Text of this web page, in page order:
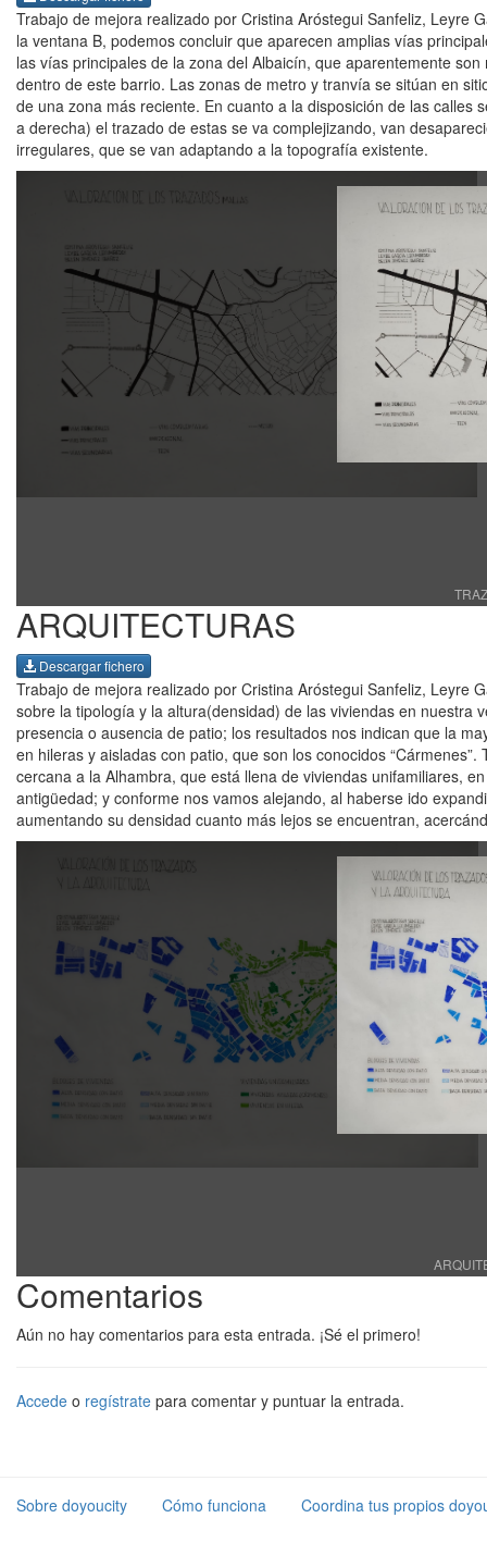
Trabajo de mejora realizado por Cristina Aróstegui Sanfeliz, Leyre
la ventana B, podemos concluir que aparecen amplias vías
las vías principales de la zona del Albaicín, que aparentemente
dentro de este barrio. Las zonas de metro y tranvía se sitúan en
de una zona más reciente. En cuanto a la disposición de las
a derecha) el trazado de estas se va complejizando, van
irregulares, que se van adaptando a la topografía existente.
ARQUITECTURAS
Descargar fichero
Trabajo de mejora realizado por Cristina Aróstegui Sanfeliz, Leyre
sobre la tipología y la altura(densidad) de las viviendas en
presencia o ausencia de patio; los resultados nos indican que la
en hileras y aisladas con patio, que son los conocidos
cercana a la Alhambra, que está llena de viviendas unifamiliares,
antigüedad; y conforme nos vamos alejando, al haberse ido
aumentando su densidad cuanto más lejos se encuentran,
Comentarios
Aún no hay comentarios para esta entrada. ¡Sé el primero!
Accede o regístrate para comentar y puntuar la entrada.
Sobre doyoucity Cómo funciona Coordina tus propios